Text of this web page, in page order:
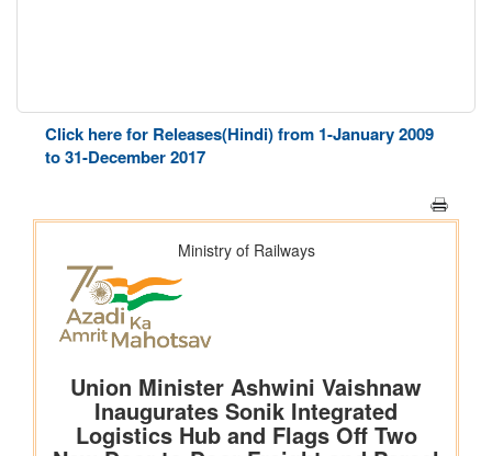
Click here for Releases(Hindi) from 1-January 2009
to 31-December 2017